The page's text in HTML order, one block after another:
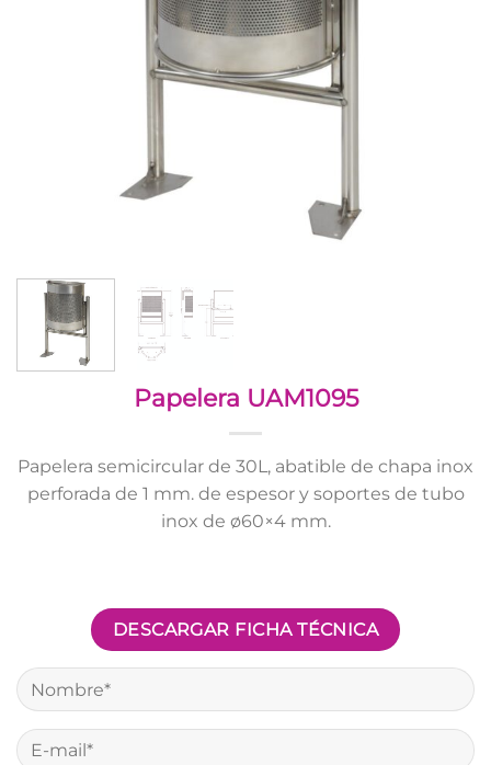
Papelera UAM1095
Papelera semicircular de 30L, abatible de chapa inox
perforada de 1 mm. de espesor y soportes de tubo
inox de ø60×4 mm.
DESCARGAR FICHA TÉCNICA